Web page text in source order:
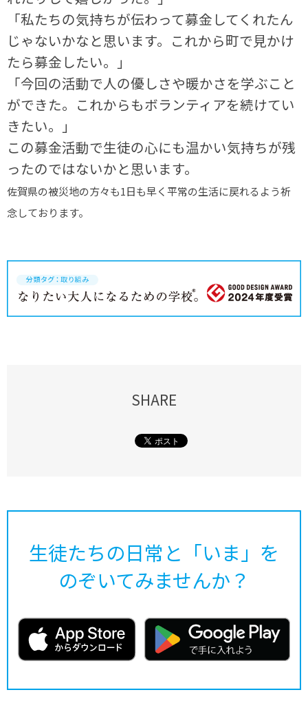
「私たちの気持ちが伝わって募金してくれたん
じゃないかなと思います。これから町で見かけ
たら募金したい。」
「今回の活動で人の優しさや暖かさを学ぶこと
ができた。これからもボランティアを続けてい
きたい。」
この募金活動で生徒の心にも温かい気持ちが残
ったのではないかと思います。
佐賀県の被災地の方々も1日も早く平常の生活に戻れるよう祈
念しております。
SHARE
生徒たちの日常と「いま」を
のぞいてみませんか？